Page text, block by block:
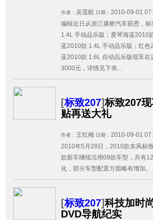
作者： 吴莲航 日期： 2010-09-01
编辑近日从浙江康桥汽车获悉，
1.4L 手动品乐版；爱琴海蓝2010
蓝2010款 1.4L 手动品乐版；红
蓝2010款 1.6L 自动品乐版现车
3000元，详情见下表...
[标致207]标致207
贴再送大礼
作者： 王红梅 日期： 2010-09-01
2010年5月28日，2010款东风标
款新车继续沿用09款车型，共有
化，部分车型配置方面略有增加。
[标致207]科技加时
DVD导航纪实